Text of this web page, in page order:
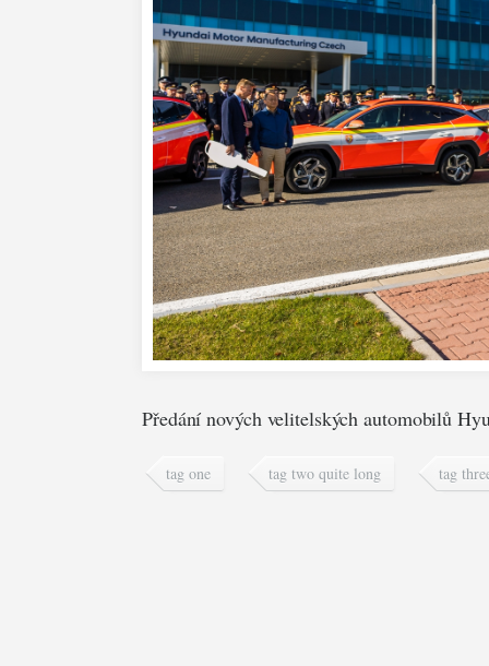
Předání nových velitelských automobilů
tag one tag two quite long tag